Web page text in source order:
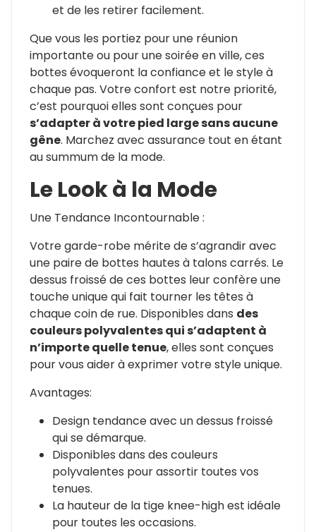
et de les retirer facilement.
Que vous les portiez pour une réunion
importante ou pour une soirée en ville, ces
bottes évoqueront la confiance et le style à
chaque pas. Votre confort est notre priorité,
c’est pourquoi elles sont conçues pour
s’adapter à votre pied large sans aucune
gêne. Marchez avec assurance tout en étant
au summum de la mode.
Le Look à la Mode
Une Tendance Incontournable :
Votre garde-robe mérite de s’agrandir avec
une paire de bottes hautes à talons carrés. Le
dessus froissé de ces bottes leur confère une
touche unique qui fait tourner les têtes à
chaque coin de rue. Disponibles dans des
couleurs polyvalentes qui s’adaptent à
n’importe quelle tenue, elles sont conçues
pour vous aider à exprimer votre style unique.
Avantages:
Design tendance avec un dessus froissé
qui se démarque.
Disponibles dans des couleurs
polyvalentes pour assortir toutes vos
tenues.
La hauteur de la tige knee-high est idéale
pour toutes les occasions.